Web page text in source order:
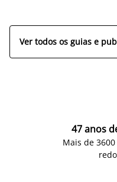
Ver todos os guias e
47 anos
Mais de